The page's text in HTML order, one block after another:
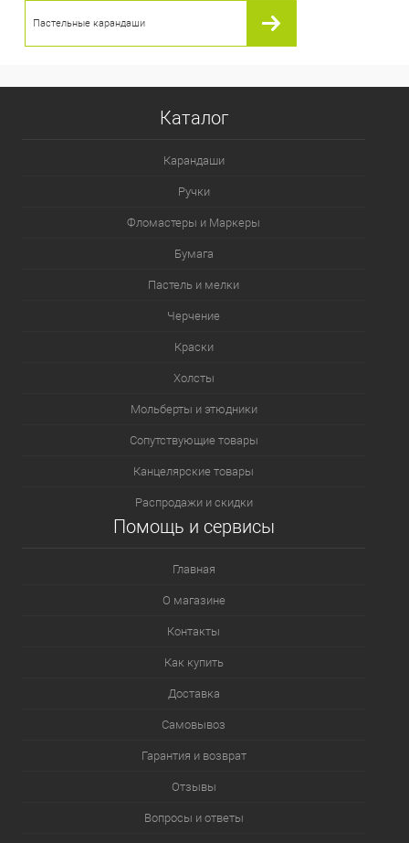
Пастельные карандаши
Каталог
Карандаши
Ручки
Фломастеры и Маркеры
Бумага
Пастель и мелки
Черчение
Краски
Холсты
Мольберты и этюдники
Сопутствующие товары
Канцелярские товары
Распродажи и скидки
Помощь и сервисы
Главная
О магазине
Контакты
Как купить
Доставка
Самовывоз
Гарантия и возврат
Отзывы
Вопросы и ответы